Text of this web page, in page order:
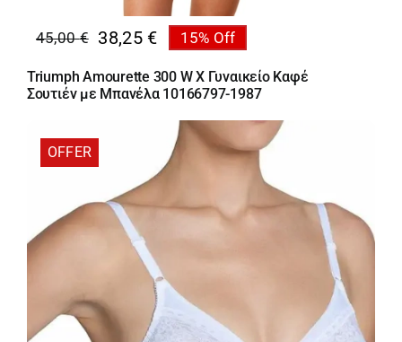
45,00€
Original
price
was:
38,25 €
Η
τρέχουσα
τιμή
38,25 €.
15% Off
Triumph Amourette 300 W X Γυναικείο Καφέ
Σουτιέν με Μπανέλα 10166797-1987
OFFER